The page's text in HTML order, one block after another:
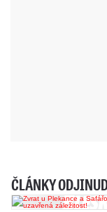
ČLÁNKY